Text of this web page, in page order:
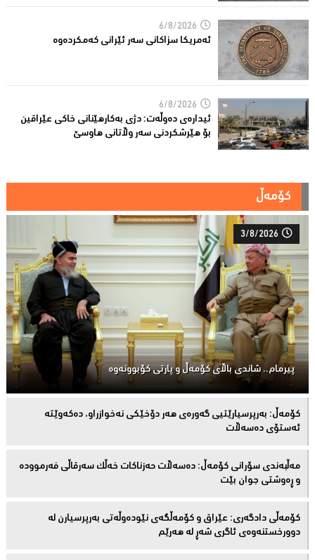
6/8/2026
ئه‌مریكا سزاكانی سه‌ر ئێرانی كه‌مكرده‌وه‌
6/8/2026
ئیدارەى دەوڵەت: دژى بەکارهێنانى خاکی عێراقین
بۆ هێرشکردنى سەر وڵاتانی هاوسێ
کۆمەڵ
3/8/2026
پیرمام.. شاندی باڵای كۆمه‌ڵ و پارتی كۆبوونه‌وه‌
كۆمەڵ: بەرپرسیارێتیی گەورەی هەر دۆخێکی نەخوازراو، دەكەوێتە
ئەستۆی دەسەڵات
مەڵبەندى سۆرانى کۆمەڵ: دەسەڵات حەزناکات خەڵک سەرقاڵى فەرموودە
و ڕەوشتى جوان بێت
کۆمەڵى دادگەرى: عێراق و كۆمەڵگەی نێودەوڵەتی بەرپرسیارن لە
دوورخستنەوەى ئاگری شەڕ لە هەرێم